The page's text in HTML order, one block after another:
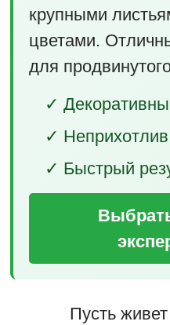
крупными
цветами.
для
✓
✓
✓ Быстрый
Пусть